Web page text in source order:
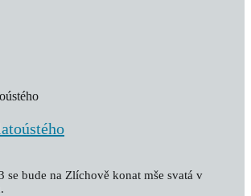
se bude na Zlíchově konat mše svatá v